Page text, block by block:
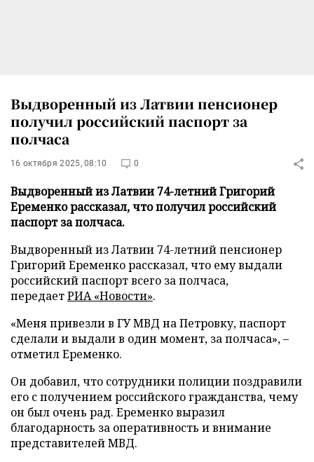
Выдворенный из Латвии пенсионер
получил российский паспорт за
полчаса
16 октября 2025, 08:10 0
Выдворенный из Латвии 74-летний Григорий
Еременко рассказал, что получил российский
паспорт за полчаса.
Выдворенный из Латвии 74-летний пенсионер
Григорий Еременко рассказал, что ему выдали
российский паспорт всего за полчаса,
передаетРИА «Новости».
«Меня привезли в ГУ МВД на Петровку, паспорт
сделали и выдали в один момент, за полчаса», –
отметил Еременко.
Он добавил, что сотрудники полиции поздравили
его с получением российского гражданства, чему
он был очень рад. Еременко выразил
благодарность за оперативность и внимание
представителей МВД.